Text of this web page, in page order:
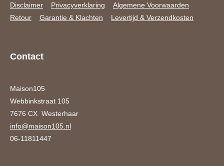
Disclaimer Privacyverklaring
Algemene Voorwaarden
Retour
Garantie & Klachten Levertijd & Verzendkosten
Contact
Maison105
Webbinkstraat 105
7676 CX Westerhaar
info@maison105.nl
06-11811447